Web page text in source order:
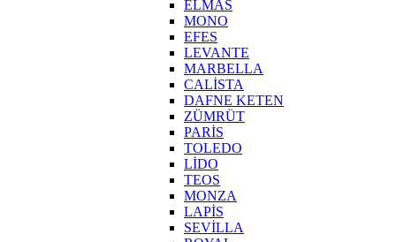
ELMAS
MONO
EFES
LEVANTE
MARBELLA
CALİSTA
DAFNE KETEN
ZÜMRÜT
PARİS
TOLEDO
LİDO
TEOS
MONZA
LAPİS
SEVİLLA